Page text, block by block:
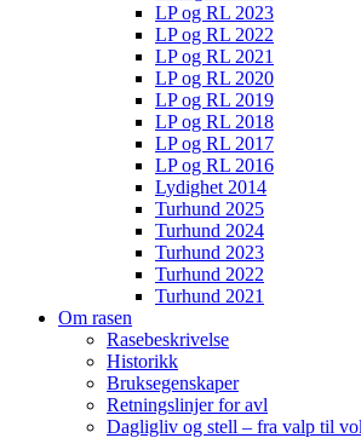
LP og RL 2023
LP og RL 2022
LP og RL 2021
LP og RL 2020
LP og RL 2019
LP og RL 2018
LP og RL 2017
LP og RL 2016
Lydighet 2014
Turhund 2025
Turhund 2024
Turhund 2023
Turhund 2022
Turhund 2021
Om rasen
Rasebeskrivelse
Historikk
Bruksegenskaper
Retningslinjer for avl
Dagligliv og stell – fra valp til